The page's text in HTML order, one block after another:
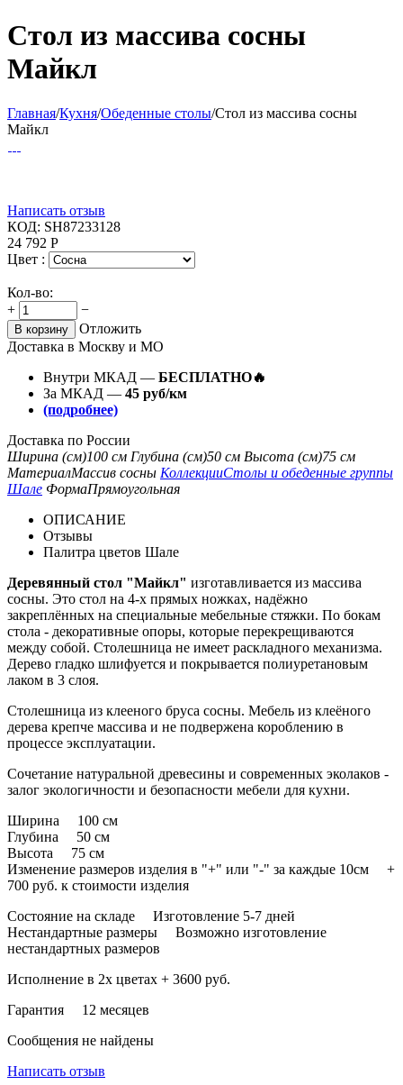
Стол из массива сосны
Майкл
Главная/Кухня/Обеденные столы/Стол из массива сосны
Майкл
Написать отзыв
КОД: SH87233128
24 792 Р
Цвет :
Кол-во:
+
−
В корзину
Отложить
Доставка в Москву и МО
Внутри МКАД — БЕСПЛАТНО🔥
За МКАД — 45 руб/км
(подробнее)
Доставка по России
Ширина (см)100 см Глубина (см)50 см Высота (см)75 см
МатериалМассив сосны КоллекцииСтолы и обеденные группы
Шале ФормаПрямоугольная
ОПИСАНИЕ
Отзывы
Палитра цветов Шале
Деревянный стол "Майкл" изготавливается из массива
сосны. Это стол на 4-х прямых ножках, надёжно
закреплённых на специальные мебельные стяжки. По бокам
стола - декоративные опоры, которые перекрещиваются
между собой. Столешница не имеет раскладного механизма.
Дерево гладко шлифуется и покрывается полиуретановым
лаком в 3 слоя.
Столешница из клееного бруса сосны. Мебель из клеёного
дерева крепче массива и не подвержена короблению в
процессе эксплуатации.
Сочетание натуральной древесины и современных эколаков -
залог экологичности и безопасности мебели для кухни.
Ширина 100 см
Глубина 50 см
Высота 75 см
Изменение размеров изделия в "+" или "-" за каждые 10см +
700 руб. к стоимости изделия
Состояние на складе Изготовление 5-7 дней
Нестандартные размеры Возможно изготовление
нестандартных размеров
Исполнение в 2х цветах + 3600 руб.
Гарантия 12 месяцев
Сообщения не найдены
Написать отзыв